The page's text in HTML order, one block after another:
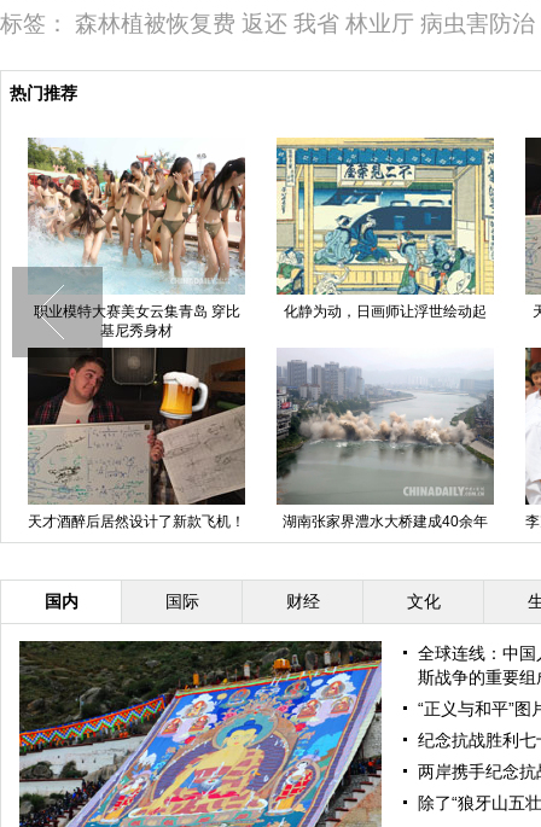
标签： 森林植被恢复费 返还 我省 林业厅 病虫害防治
热门推荐
职业模特大赛美女云集青岛 穿比
基尼秀身材
化静为动，日画师让浮世绘动起
天才酒醉后居然设计了新款飞机！
湖南张家界澧水大桥建成40余年
后被爆破
国内 国际 财经 文化
全球连线：中
斯战争的重要组
“正义与和平”图
纪念抗战胜利
两岸携手纪念
除了“狼牙山五